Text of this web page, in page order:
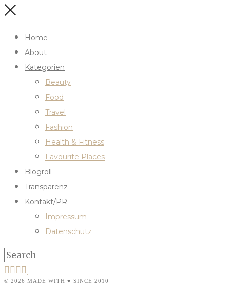
Home
About
Kategorien
Beauty
Food
Travel
Fashion
Health & Fitness
Favourite Places
Blogroll
Transparenz
Kontakt/PR
Impressum
Datenschutz
© 2026 MADE WITH ♥ SINCE 2010